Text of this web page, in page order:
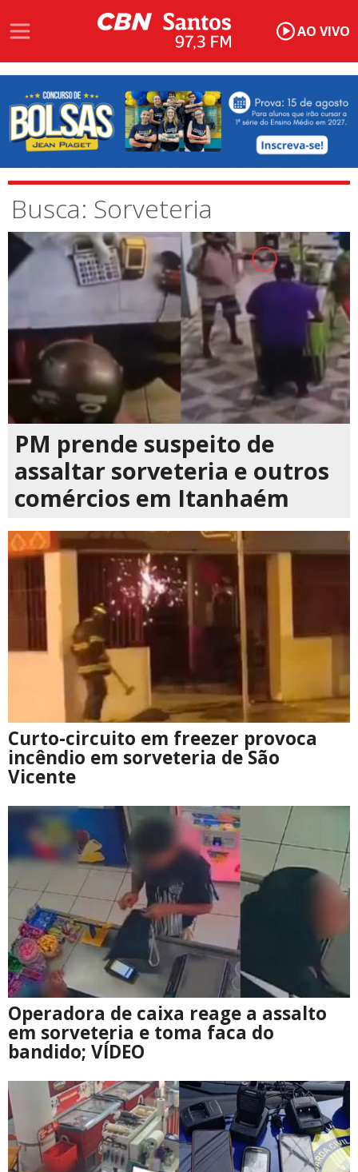
AO VIVO
Busca: Sorveteria
PM prende suspeito de
assaltar sorveteria e outros
comércios em Itanhaém
Curto-circuito em freezer provoca
incêndio em sorveteria de São
Vicente
Operadora de caixa reage a assalto
em sorveteria e toma faca do
bandido; VÍDEO